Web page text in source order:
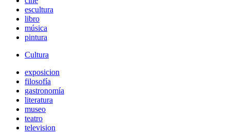
escultura
libro
música
pintura
Cultura
exposicion
filosofía
gastronomía
literatura
museo
teatro
television